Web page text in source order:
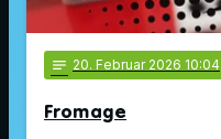
notes 20. Februar 2026 10:04
Fromage